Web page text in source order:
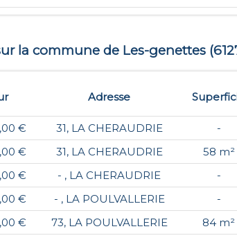
la commune de Les-genettes(
Adresse
€ 31, LA CHERAUDRIE -
€ 31, LA CHERAUDRIE 58 m²
€ - , LA CHERAUDRIE -
€ - , LA POULVALLERIE -
€ 73, LA POULVALLERIE 84 m²